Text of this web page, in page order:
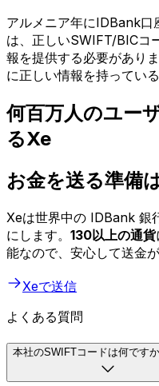
アルメニア年にIDBank口
は、正しいSWIFT/BICコ
報を提供する必要があり
に正しい情報を持ってい
何百万人のユー
るXe
お金を送る準備
Xeは世界中の IDBank 銀
にします。 130以上の通貨
能なので、安心して送金が
Xeで送信
よくある質問
本社のSWIFTコードは何です